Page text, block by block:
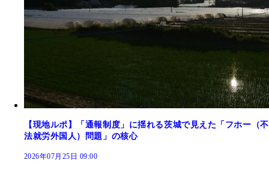
【現地ルポ】「通報制度」に揺れる茨城で見えた「フホー（不
法就労外国人）問題」の核心
2026年07月25日 09:00